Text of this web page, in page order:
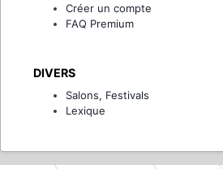
Créer un compte
FAQ Premium
DIVERS
Salons, Festivals
Lexique